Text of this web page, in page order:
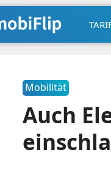
Mobilität
Auch